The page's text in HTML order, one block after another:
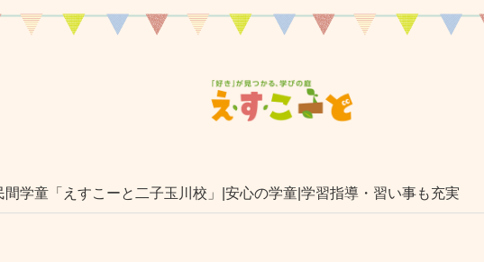
間学童「えすこーと二子玉川校」|安心の学童|学習指導・習い事も充実